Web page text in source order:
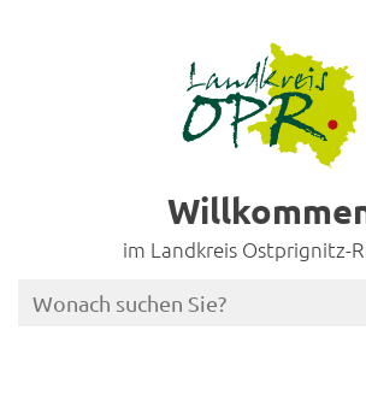
im Landkreis Ostprignitz-